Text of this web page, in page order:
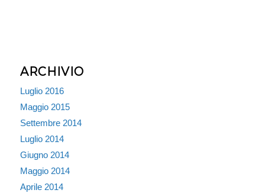
ARCHIVIO
Luglio 2016
Maggio 2015
Settembre 2014
Luglio 2014
Giugno 2014
Maggio 2014
Aprile 2014